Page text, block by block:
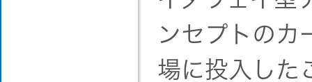
ンセプトのカ
場に投入した